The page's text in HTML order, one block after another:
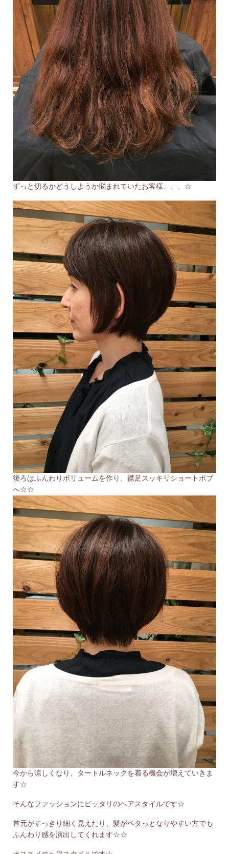
ずっと切るかどうしようか悩まれていたお客様、、、☆
後ろはふんわりボリュームを作り、襟足スッキリショートボブ
へ☆☆
今から涼しくなり、タートルネックを着る機会が増えていきま
す☆
そんなファッションにピッタリのヘアスタイルです☆
首元がすっきり細く見えたり、髪がペタっとなりやすい方でも
ふんわり感を演出してくれます☆☆